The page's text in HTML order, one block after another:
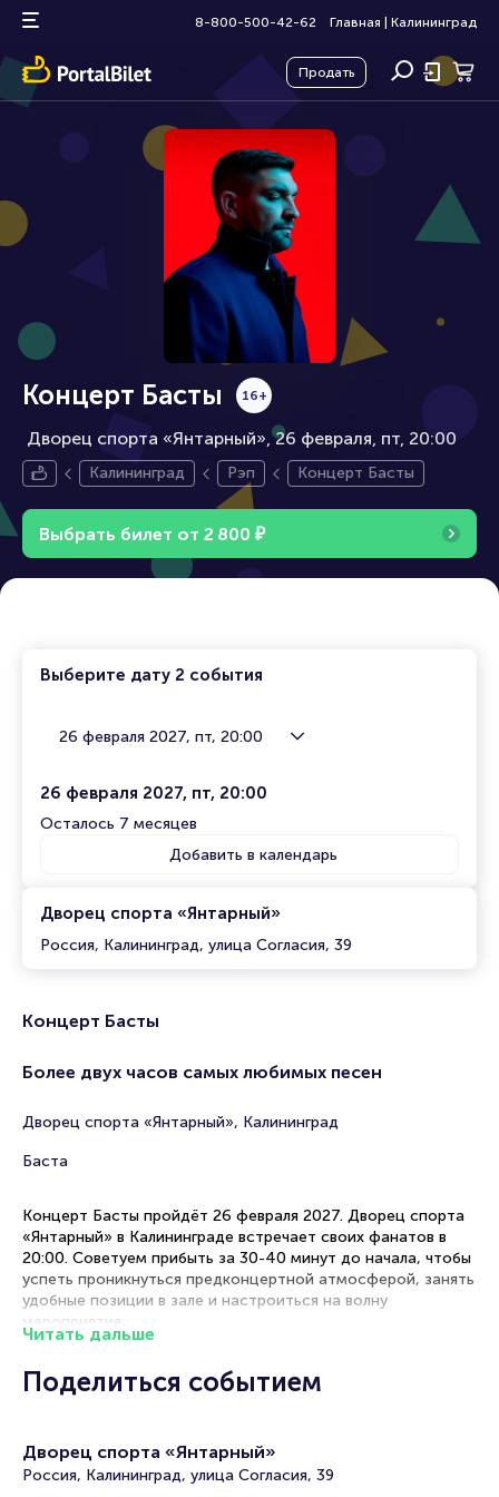
8-800-500-42-62 Главная Калининград
Продать
Концерт Басты
Дворец спорта «Янтарный», 26 февраля
16+
пт, 20:00
Калининград Рэп Концерт Басты
Выбрать билет от 2 800 ₽
Выберите дату 2 события
26 февраля 2027, пт, 20:00
26 февраля 2027, пт, 20:00
Осталось 7 месяцев
Добавить в календарь
Дворец спорта «Янтарный»
Россия, Калининград, улица Согласия, 39
Концерт Басты
Более двух часов самых любимых песен
Дворец спорта «Янтарный», Калининград
Баста
Концерт Басты пройдёт 26 февраля 2027. Дворец спорта
«Янтарный» в Калининграде встречает своих фанатов в
20:00. Советуем прибыть за 30-40 минут до начала, чтобы
успеть проникнуться предконцертной атмосферой, занять
удобные позиции в зале и настроиться на волну
мероприятия.
возможность участвовать в массовых перформансах и
быть в эпицентре действия
Читать дальше
Поделиться событием
Дворец спорта «Янтарный»
Россия, Калининград, улица Согласия, 39